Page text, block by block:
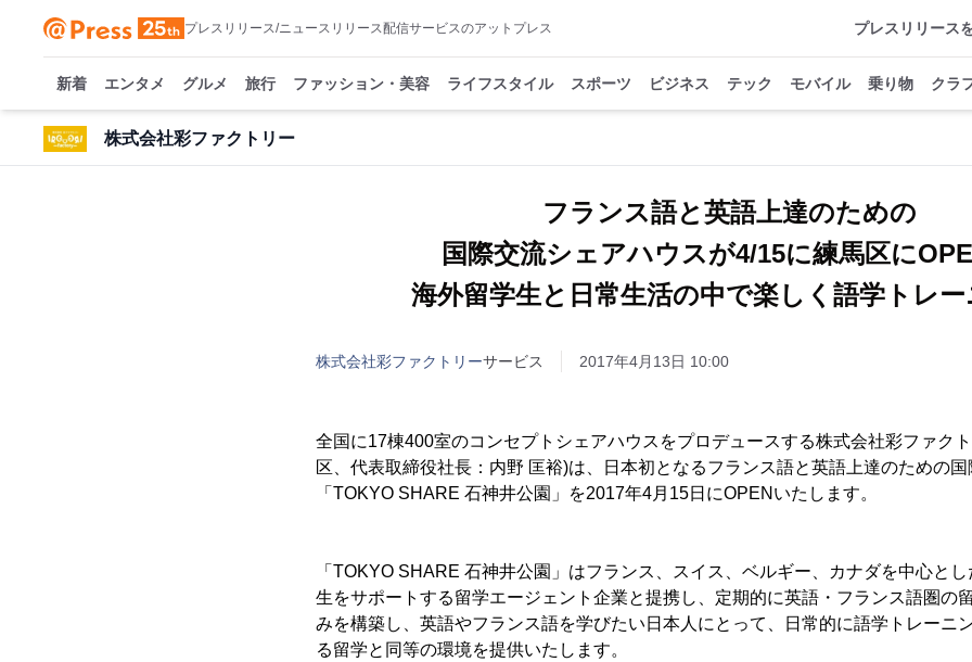
プレスリリース/ニュースリリース配信サービスのアットプレス プレスリリース
新着 エンタメ グルメ 旅行 ファッション・美容 ライフスタイル スポーツ ビジネス テック モバイル 乗り物 クラ
株式会社彩ファクトリー
フランス語と英語上達のための
国際交流シェアハウスが4/15に練馬区に
海外留学生と日常生活の中で楽しく語学トレ
株式会社彩ファクトリーサービス 2017年4月13日 10:00
全国に17棟400室のコンセプトシェアハウスをプロデュースする株式会社彩ファク
区、代表取締役社長：内野 匡裕)は、日本初となるフランス語と英語上達のための
「TOKYO SHARE 石神井公園」を2017年4月15日にOPENいたします。
「TOKYO SHARE 石神井公園」はフランス、スイス、ベルギー、カナダを中心と
生をサポートする留学エージェント企業と提携し、定期的に英語・フランス語圏の
みを構築し、英語やフランス語を学びたい日本人にとって、日常的に語学トレーニ
る留学と同等の環境を提供いたします。